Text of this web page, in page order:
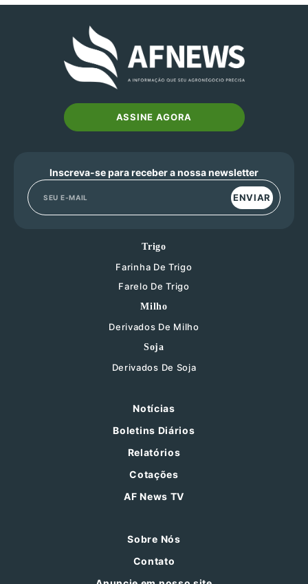
ASSINE AGORA
Inscreva-se para receber a nossa newsletter
ENVIAR
Trigo
Farinha De Trigo
Farelo De Trigo
Milho
Derivados De Milho
Soja
Derivados De Soja
Notícias
Boletins Diários
Relatórios
Cotações
AF News TV
Sobre Nós
Contato